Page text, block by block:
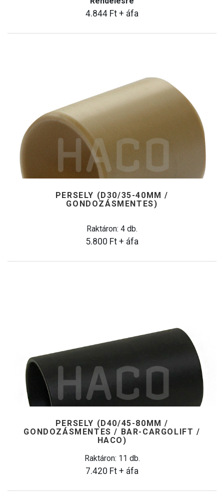
4.844 Ft + áfa
PERSELY (D30/35-40MM /
GONDOZÁSMENTES)
Raktáron: 4 db.
5.800 Ft + áfa
PERSELY (D40/45-80MM /
GONDOZÁSMENTES / BAR-CARGOLIFT /
HACO)
Raktáron: 11 db.
7.420 Ft + áfa